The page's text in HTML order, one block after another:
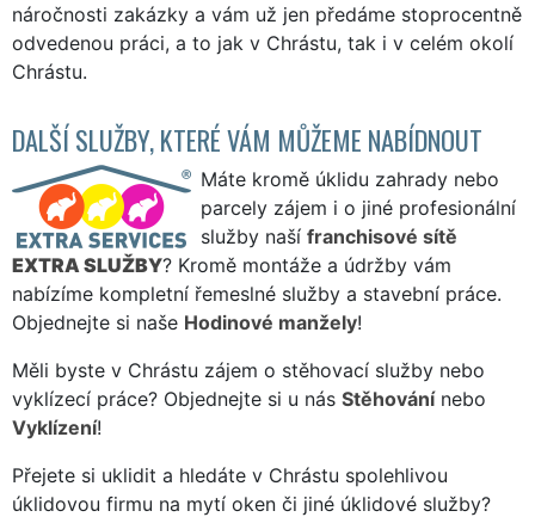
náročnosti zakázky a vám už jen předáme stoprocentně
odvedenou práci, a to jak v Chrástu, tak i v celém okolí
Chrástu.
DALŠÍ SLUŽBY, KTERÉ VÁM MŮŽEME NABÍDNOUT
Máte kromě úklidu zahrady nebo
parcely zájem i o jiné profesionální
služby naší franchisové sítě
EXTRA SLUŽBY? Kromě montáže a údržby vám
nabízíme kompletní řemeslné služby a stavební práce.
Objednejte si naše Hodinové manžely!
Měli byste v Chrástu zájem o stěhovací služby nebo
vyklízecí práce? Objednejte si u nás Stěhovánínebo
Vyklízení!
Přejete si uklidit a hledáte v Chrástu spolehlivou
úklidovou firmu na mytí oken či jiné úklidové služby?